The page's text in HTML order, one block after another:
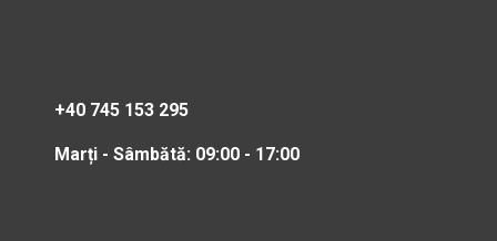
+40 745 153 295
Marți - Sâmbătă: 09:00 - 17:00